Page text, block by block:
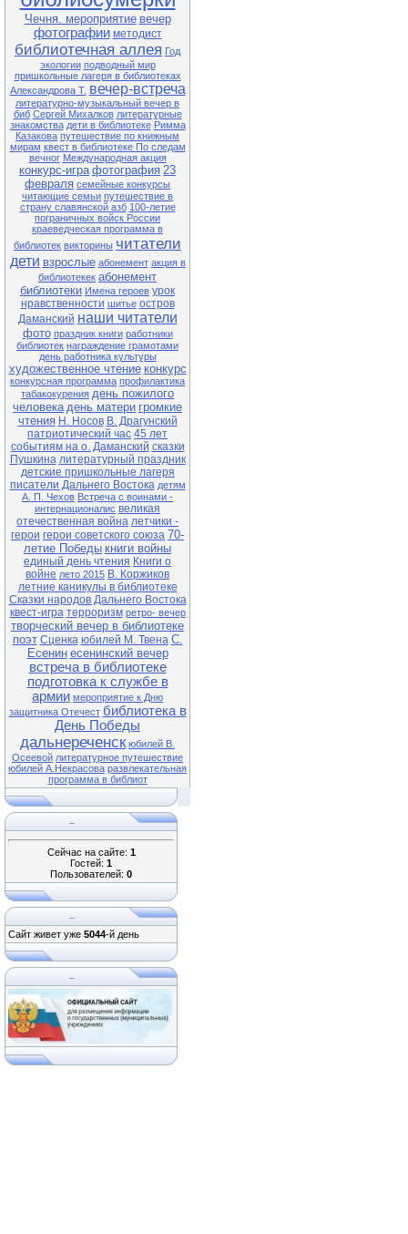
Чечня. мероприятие вечер
фотографии методист
библиотечная аллея Год
экологии подводный мир
пришкольные лагеря в библиотеках
Александрова Т. вечер-встреча
литературно-музыкальный вечер в
биб Сергей Михалков литературные
знакомства дети в библиотеке Римма
Казакова путешествие по книжным
мирам квест в библиотеке По следам
вечног Международная акция
конкурс-игра фотография 23
февраля семейные конкурсы
читающие семьи путешествие в
страну славянской азб 100-летие
пограничных войск России
краеведческая программа в
библиотек викторины читатели
дети взрослые абонемент акция в
библиотекек абонемент
библиотеки Имена героев урок
нравственности шитье остров
Даманский наши читатели
фото праздник книги работники
библиотек награждение грамотами
день работника культуры
художественное чтение конкурс
конкурсная программа профилактика
табакокурения день пожилого
человека день матери громкие
чтения Н. Носов В. Драгунский
патриотический час 45 лет
событиям на о. Даманский сказки
Пушкина литературный праздник
детские пришкольные лагеря
писатели Дальнего Востока детям
А. П. Чехов Встреча с воинами -
интернационалис великая
отечественная война летчики -
герои герои советского союза 70-
летие Победы книги войны
единый день чтения Книги о
войне лето 2015 В. Коржиков
летние каникулы в библиотеке
Сказки народов Дальнего Востока
квест-игра терроризм ретро- вечер
творческий вечер в библиотеке
поэт Сценка юбилей М. Твена С.
Есенин есенинский вечер
встреча в библиотеке
подготовка к службе в
армии мероприятие к Дню
защитника Отечест библиотека в
День Победы
дальнереченск юбилей В.
Осеевой литературное путешествие
юбилей А.Некрасова развлекательная
программа в библиот
...
Сейчас на сайте: 1
Гостей: 1
Пользователей: 0
...
Сайт живет уже 5044-й день
...